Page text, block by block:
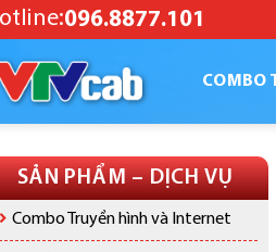
096.8877.101
COMBO
SẢN PHẨM – DỊCH VỤ
Combo Truyền hình và Internet